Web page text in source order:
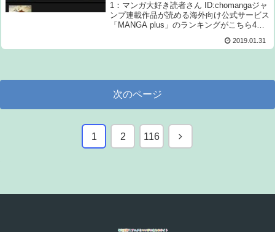
1：マンガ大好き読者さん ID:chomangaジャ
ンプ連載作品が読める海外向け公式サービス
「MANGA plus」のランキングがこちら4：
丸相撲16 ハイキューやっぱり相撲って神だ
2019.01.31
次のページ
1 2 116 次